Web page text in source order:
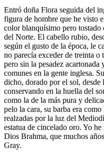
Entró doña Flora seguida del
figura de hombre que he visto
color blanquísimo pero tostado
del Norte. El cabello rubio,
según el gusto de la época, le
no parecía exceder de treinta o
pero sin la pesadez acartonada
comunes en la gente inglesa.
dicho, dorado por el sol, desde
conservando en la huella del
como la de la más pura y
pelo la cara, su barba era
realzadas por la luz del
estatua de cincelado oro. Yo
Dios Brahma, que muchos
Gray.